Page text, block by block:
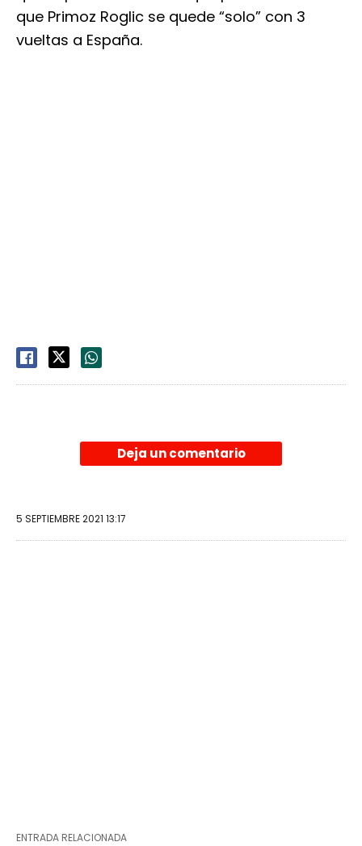
que Primoz Roglic se quede “solo” con 3
vueltas a España.
Deja un comentario
5 SEPTIEMBRE 2021 13:17
ENTRADA RELACIONADA